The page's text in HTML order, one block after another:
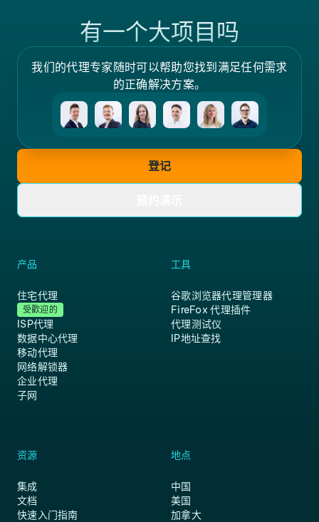
有一个大项目吗
我们的代理专家随时可以帮助您找到满足任何需求
的正确解决方案。
登记
产品
住宅代理
受歡迎的
ISP代理
数据中心代理
移动代理
网络解锁器
企业代理
子网
工具
谷歌浏览器代理管理器
FireFox 代理插件
代理测试仪
IP地址查找
资源
集成
文档
快速入门指南
地点
中国
美国
加拿大